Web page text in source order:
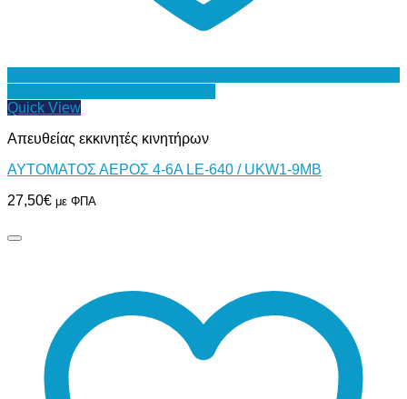
Quick View
Απευθείας εκκινητές κινητήρων
ΑΥΤΟΜΑΤΟΣ ΑΕΡΟΣ 4-6Α LE-640 / UKW1-9MB
27,50€ με ΦΠΑ